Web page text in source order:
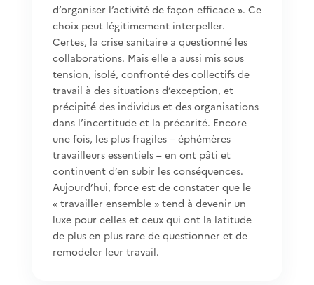
d’organiser l’activité de façon efficace ». Ce
choix peut légitimement interpeller.
Certes, la crise sanitaire a questionné les
collaborations. Mais elle a aussi mis sous
tension, isolé, confronté des collectifs de
travail à des situations d’exception, et
précipité des individus et des organisations
dans l’incertitude et la précarité. Encore
une fois, les plus fragiles – éphémères
travailleurs essentiels – en ont pâti et
continuent d’en subir les conséquences.
Aujourd’hui, force est de constater que le
« travailler ensemble » tend à devenir un
luxe pour celles et ceux qui ont la latitude
de plus en plus rare de questionner et de
remodeler leur travail.